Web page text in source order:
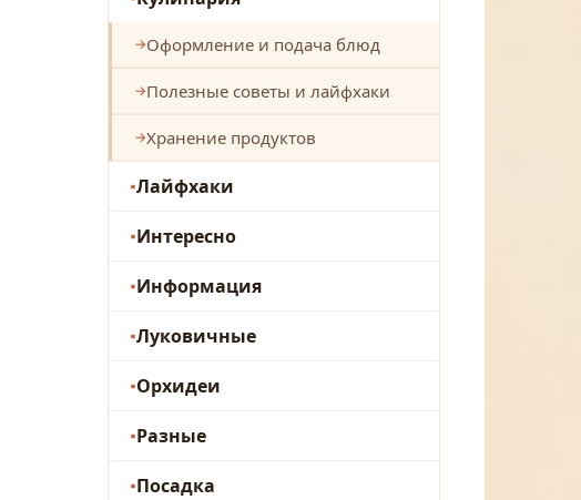
Оформление и подача блюд
Полезные советы и лайфхаки
Хранение продуктов
Лайфхаки
Интересно
Информация
Луковичные
Орхидеи
Разные
Посадка